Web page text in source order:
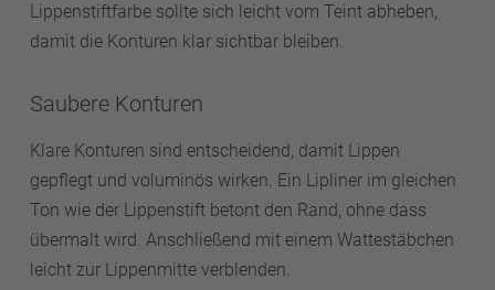
Lippenstiftfarbe sollte sich leicht vom Teint abheben,
damit die Konturen klar sichtbar bleiben.
Saubere Konturen
Klare Konturen sind entscheidend, damit Lippen
gepflegt und voluminös wirken. Ein Lipliner im gleichen
Ton wie der Lippenstift betont den Rand, ohne dass
übermalt wird. Anschließend mit einem Wattestäbchen
leicht zur Lippenmitte verblenden.